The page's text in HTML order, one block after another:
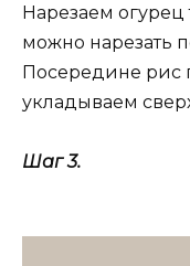
Нарезаем
можно нарезать
Посередине рис
укладываем
Шаг 3.